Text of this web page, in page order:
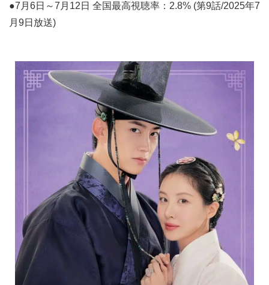
●7月6日～7月12日 全国最高視聴率：2.8% (第9話/2025年7
月9日放送)